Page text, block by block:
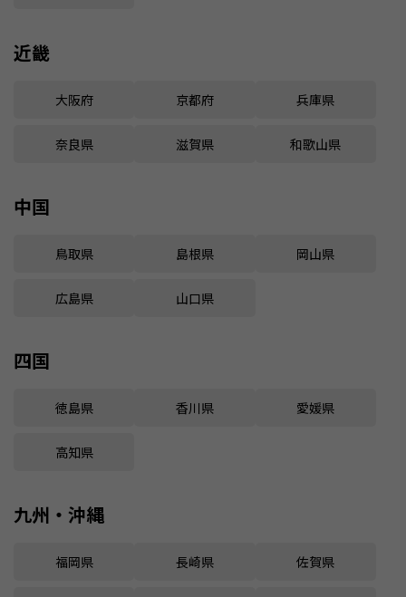
近畿
大阪府 京都府 兵庫県
奈良県 滋賀県 和歌山県
中国
鳥取県 島根県 岡山県
広島県 山口県
四国
徳島県 香川県 愛媛県
高知県
九州・沖縄
福岡県 長崎県 佐賀県